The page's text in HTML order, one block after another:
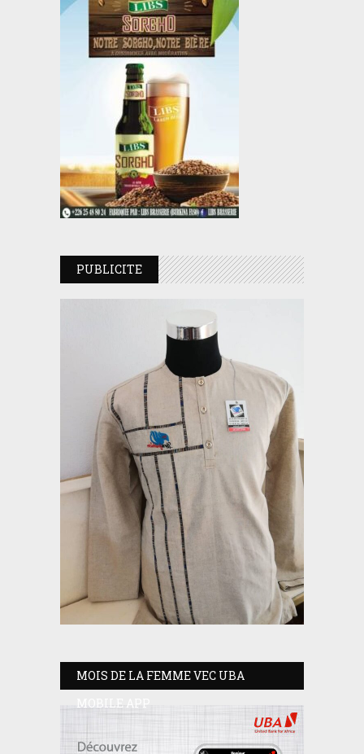
PUBLICITE
MOIS DE LA FEMME VEC UBA
MOBILE APP